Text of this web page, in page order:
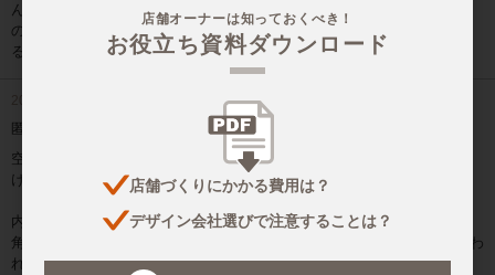
んを使い分けています。それぞれ得意分野や得意な表現には違いがある
ので、そうした細かいニュアンスも含めて狙ったイメージを表現をでき
る事が大切です。
匿名さん
空間の写真撮影は難しいですよね。もう十何年も、空間の写真を撮り続
けていますが、未だに思い通りにいかないことがあります。
内装の写真で、空間全体を感じられるような写真を撮りたいときは、広
角レンズがあった方がよいと思います。私は現在8-16ミリの超広角といわ
れるズームレンズを使用しています。このレンズであれば、トイレくら
店舗オーナーは知っておくべき！
お役立ち資料ダウンロード
店舗づくりにかかる費用は？
デザイン会社選びで注意することは？